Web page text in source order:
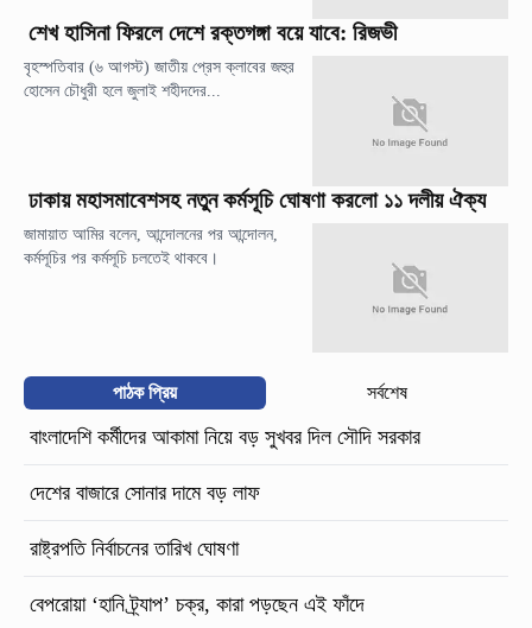
শেখ হাসিনা ফিরলে দেশে রক্তগঙ্গা বয়ে যাবে: রিজভী
বৃহস্পতিবার (৬ আগস্ট) জাতীয় প্রেস ক্লাবের জহুর
হোসেন চৌধুরী হলে জুলাই শহীদদের...
ঢাকায় মহাসমাবেশসহ নতুন কর্মসূচি ঘোষণা করলো ১১ দলীয় ঐক্য
জামায়াত আমির বলেন, আন্দোলনের পর আন্দোলন,
কর্মসূচির পর কর্মসূচি চলতেই থাকবে।
পাঠক প্রিয় সর্বশেষ
বাংলাদেশি কর্মীদের আকামা নিয়ে বড় সুখবর দিল সৌদি সরকার
দেশের বাজারে সোনার দামে বড় লাফ
রাষ্ট্রপতি নির্বাচনের তারিখ ঘোষণা
বেপরোয়া ‘হানি ট্র্যাপ’ চক্র, কারা পড়ছেন এই ফাঁদে